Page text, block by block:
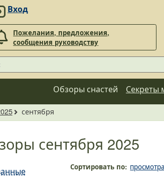
Вход
Пожелания, предложения,
сообщения руководству
Обзоры снастей Секреты
сентября
сентября 2025
Сортировать по: